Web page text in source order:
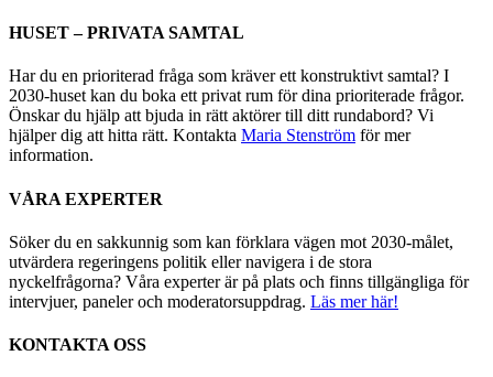
HUSET – PRIVATA SAMTAL
Har du en prioriterad fråga som kräver ett konstruktivt samtal? I
2030-huset kan du boka ett privat rum för dina prioriterade frågor.
Önskar du hjälp att bjuda in rätt aktörer till ditt rundabord? Vi
hjälper dig att hitta rätt. Kontakta Maria Stenström för mer
information.
VÅRA EXPERTER
Söker du en sakkunnig som kan förklara vägen mot 2030-målet,
utvärdera regeringens politik eller navigera i de stora
nyckelfrågorna? Våra experter är på plats och finns tillgängliga för
intervjuer, paneler och moderatorsuppdrag. Läs mer här!
KONTAKTA OSS